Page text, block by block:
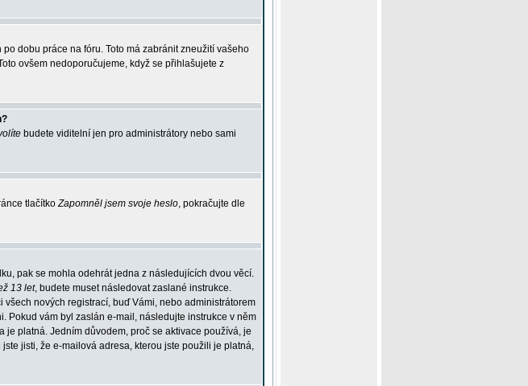
dobu práce na fóru. Toto má zabránit zneužití vašeho
ovšem nedoporučujeme, když se přihlašujete z
budete viditelní jen pro administrátory nebo sami
tlačítkoZapomněl jsem svoje heslo, pokračujte dle
pak se mohla odehrát jedna z následujících dvou věcí.
13 let, budete muset následovat zaslané instrukce.
nových registrací, buď Vámi, nebo administrátorem
Pokud vám byl zaslán e-mail, následujte instrukce v něm
platná. Jedním důvodem, proč se aktivace používá, je
jisti, že e-mailová adresa, kterou jste použili je platná,